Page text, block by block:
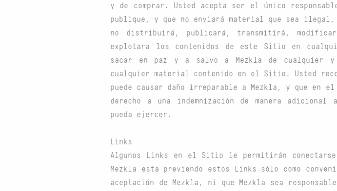
y de comprar. Usted acepta ser el único
publique, y que no enviará material que sea ilegal,
no distribuirá, publicará, transmitirá,
explotara los contenidos de este Sitio en
sacar en paz y a salvo a Mezkla de cualquier
cualquier material contenido en el Sitio. Usted
puede causar daño irreparable a Mezkla, y que en
derecho a una indemnización de manera adicional
pueda ejercer.
Links
Algunos Links en el Sitio le permitirán
Mezkla esta previendo estos Links sólo como
aceptación de Mezkla, ni que Mezkla sea